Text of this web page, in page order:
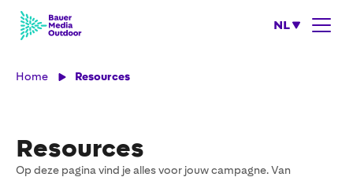
NL
Home Resources
Resources
Op deze pagina vind je alles voor jouw campagne. Van